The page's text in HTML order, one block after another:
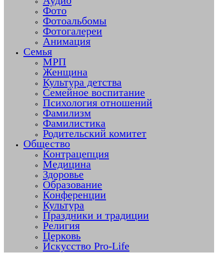
Фото
Фотоальбомы
Фотогалереи
Анимация
Семья
МРП
Женщина
Культура детства
Семейное воспитание
Психология отношений
Фамилизм
Фамилистика
Родительский комитет
Общество
Контрацепция
Медицина
Здоровье
Образование
Конференции
Культура
Праздники и традиции
Религия
Церковь
Искусство Pro-Life